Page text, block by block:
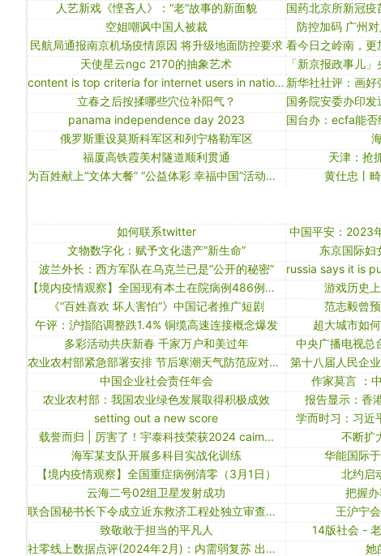
人艺新戏《悭吝人》：“老”故事的新面貌
空姐嘲讽中国人被裁
防控加码 广州
民航局通报南京机场疫情原因 将升级地面防控要求
天使星云ngc 2170的抽象艺术
content is top criteria for internet users in nation, says report
立春之后按揉哪些穴位补阳气？
panama independence day 2023
俄罗斯重设莫斯科军区和列宁格勒军区
福厦高铁霞美村隧道顺利贯通
天津：抢
为百姓献上“文体大餐” “公益体彩 幸福中国”活动收官
黄仕忠丨
如何联系twitter
中国平安：2023
文物数字化：赋予文化遗产“新生命”
东京国际
波兰外长：西方军队在乌克兰已是“公开的秘密”
【境内疫情观察】全国现有本土在院病例486例（9月26日）
游戏历史
《“百姓喜欢 坏人害怕”》中国记者推广短剧
范志毅曾
午评：沪指陷调整跌1.4% 铜缆高速连接概念爆发
超大城市如
多彩活动共庆新春 千家万户和美过年
中央广播电视总
农业农村部紧急部署安排 节后寒潮天气防范应对工作
第十八届人民企
中国企业社会责任年会
作家莫言 ：
农业农村部：我国农业绿色发展取得积极成效
报告显示：香
setting out a new score
学而时习：习近
载誉而归 | 厉害了！宇泰科技荣获2024 caim...
不断扩
海军某支队开展多科目实战化训练
华能国际
【境内疫情观察】全国重症病例清零（3月1日）
北约启
云海二号02组卫星发射成功
把握
联合国秘书长下令成立近东救济工程处独立审查小组
王沪宁
致敬敢于担当的平凡人
14版社会 -
社零线上数据点评(2024年2月)：内需弱复苏 出口改善明显
她